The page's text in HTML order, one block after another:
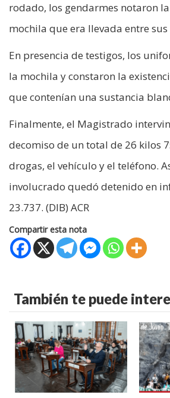
rodado, los gendarmes notaron
mochila que era llevada entre
En presencia de testigos, los
la mochila y constaron la
que contenían una sustancia
Finalmente, el Magistrado
decomiso de un total de 26 kilos
drogas, el vehículo y el teléfono.
involucrado quedó detenido en
23.737. (DIB) ACR
Compartir esta nota
También te puede